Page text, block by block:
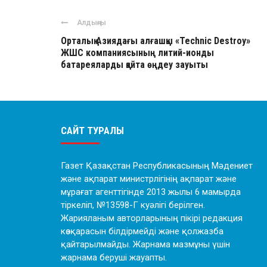
Алдыңғы
Орталық Азиядағы алғашқы «Technic Destroy»
ЖШС компаниясының литий-ионды
батареяларды қайта өңдеу зауыты
САЙТ ТУРАЛЫ
Газет Қазақстан Республикасының Мәдениет
және ақпарат министрлігінің ақпарат және
мұрағат агенттігінде 2013 жылы 6 мамырда
тіркеліп, №13598-Г куәлігі берілген.
Жарияланым авторларының пікірі редакция
көзқарасын білдірмейді және қолжазба
қайтарылмайды. Жарнама мазмұны үшін
жарнама беруші жауапты.